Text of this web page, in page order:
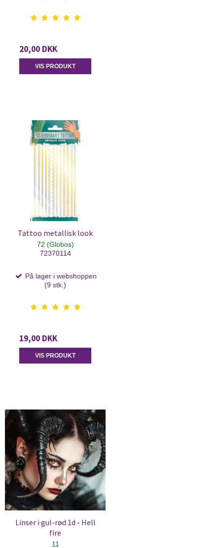
20,00 DKK
VIS PRODUKT
Tattoo metallisk look
72 (Globos)
72370114
På lager i webshoppen
(9 stk.)
19,00 DKK
VIS PRODUKT
Linser i gul-rød 1d - Hell
fire
11